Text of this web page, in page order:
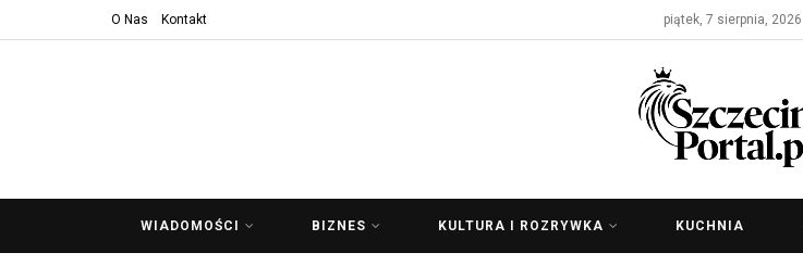
O Nas Kontakt piątek, 7 sierpnia, 2026
WIADOMOŚCI BIZNES KULTURA I ROZRYWKA KUCHNIA